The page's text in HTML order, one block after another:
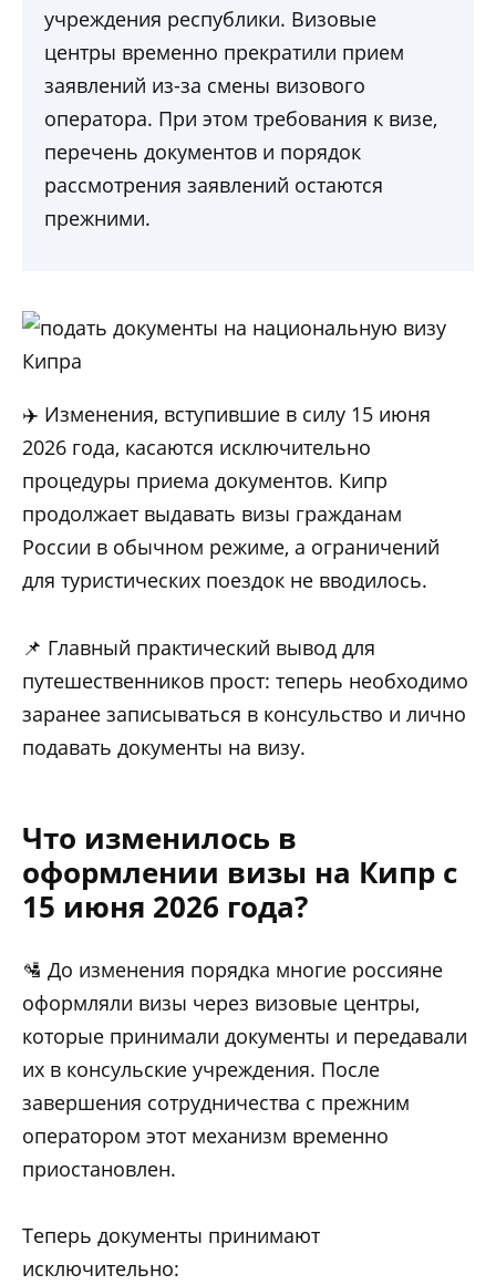
учреждения республики. Визовые
центры временно прекратили прием
заявлений из-за смены визового
оператора. При этом требования к визе,
перечень документов и порядок
рассмотрения заявлений остаются
прежними.
✈️ Изменения, вступившие в силу 15 июня
2026 года, касаются исключительно
процедуры приема документов. Кипр
продолжает выдавать визы гражданам
России в обычном режиме, а ограничений
для туристических поездок не вводилось.
📌 Главный практический вывод для
путешественников прост: теперь необходимо
заранее записываться в консульство и лично
подавать документы на визу.
Что изменилось в
оформлении визы на Кипр с
15 июня 2026 года?
🛂 До изменения порядка многие россияне
оформляли визы через визовые центры,
которые принимали документы и передавали
их в консульские учреждения. После
завершения сотрудничества с прежним
оператором этот механизм временно
приостановлен.
Теперь документы принимают
исключительно: